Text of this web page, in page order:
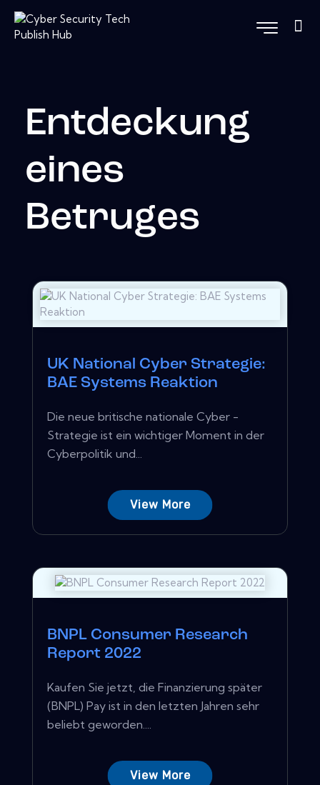
Entdeckung
eines
Betruges
UK National Cyber ​​Strategie:
BAE Systems Reaktion
Die neue britische nationale Cyber ​​-
Strategie ist ein wichtiger Moment in der
Cyberpolitik und...
View More
BNPL Consumer Research
Report 2022
Kaufen Sie jetzt, die Finanzierung später
(BNPL) Pay ist in den letzten Jahren sehr
beliebt geworden....
View More